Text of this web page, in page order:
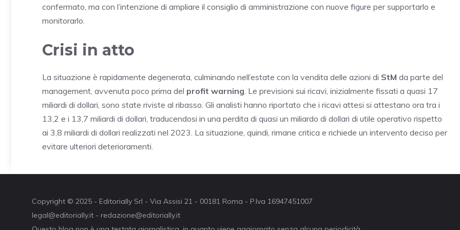
confermato, ma con l’intenzione di ampliare il consiglio di amministrazione con nuove figure per supportarlo e
monitorarlo.
Crisi in atto
La situazione è rapidamente degenerata, culminando nell’estate con la vendita delle azioni di StM da parte del
management, avvenuta poco prima del profit warning . Le previsioni sui ricavi, inizialmente fissati a quasi 17
miliardi di dollari, sono state riviste al ribasso. Gli analisti hanno riportato che i ricavi attesi si attestano ora tra i
13,2 e i 13,7 miliardi di dollari, traducendosi in una perdita di quasi un miliardo di dollari di utile operativo rispetto
ai 3,8 miliardi di dollari realizzati nel 2023. La situazione, quindi, rimane critica e richiede un intervento deciso per
evitare ulteriori deterioramenti.
Copyright © 2025 - Editorially Srl - Via Assisi 21 - 00181 Roma - P.Iva 16947451007
legal@editorially.it - redazione@editorially.it